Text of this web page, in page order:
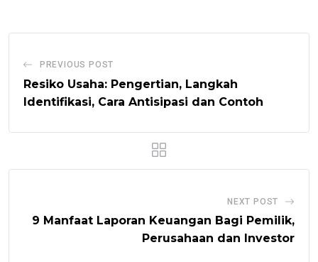
PREVIOUS POST
Resiko Usaha: Pengertian, Langkah
Identifikasi, Cara Antisipasi dan Contoh
NEXT POST
9 Manfaat Laporan Keuangan Bagi Pemilik,
Perusahaan dan Investor